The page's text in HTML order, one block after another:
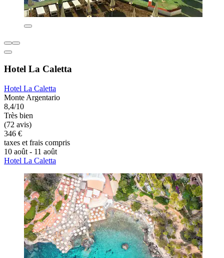
Hotel La Caletta
Hotel La Caletta
Monte Argentario
8,4/10
Très bien
(72 avis)
346 €
taxes et frais compris
10 août - 11 août
Hotel La Caletta